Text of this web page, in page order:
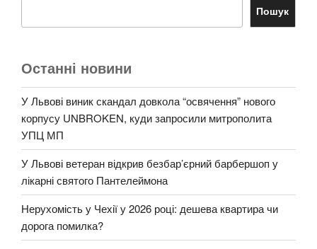
Пошук
Останні новини
У Львові виник скандал довкола “освячення” нового
корпусу UNBROKEN, куди запросили митрополита
УПЦ МП
У Львові ветеран відкрив безбар’єрний барбершоп у
лікарні святого Пантелеймона
Нерухомість у Чехії у 2026 році: дешева квартира чи
дорога помилка?